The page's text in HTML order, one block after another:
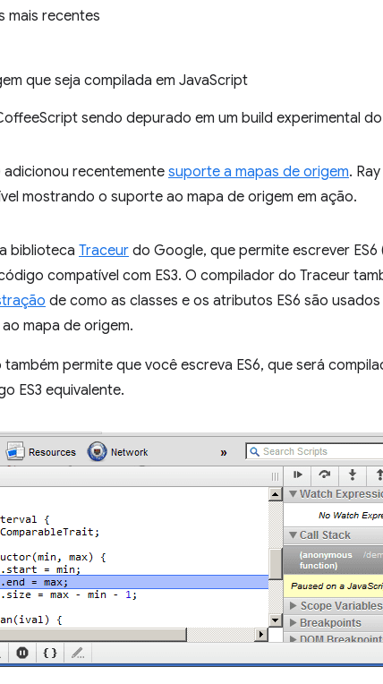
mais recentes
que seja compilada em JavaScript
sendo depurado em um build experimental
adicionou recentemente suporte a mapas de origem.
mostrando o suporte ao mapa de origem em ação.
biblioteca Traceur do Google, que permite escrever
compatível com ES3. O compilador do Traceur
de como as classes e os atributos ES6 são
mapa de origem.
permite que você escreva ES6, que será
ES3 equivalente.